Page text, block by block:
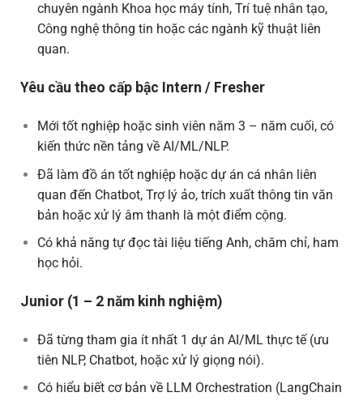
chuyên ngành Khoa học máy tính, Trí tuệ nhân tạo,
Công nghệ thông tin hoặc các ngành kỹ thuật liên
quan.
Yêu cầu theo cấp bậc Intern / Fresher
Mới tốt nghiệp hoặc sinh viên năm 3 – năm cuối, có
kiến thức nền tảng về AI/ML/NLP.
Đã làm đồ án tốt nghiệp hoặc dự án cá nhân liên
quan đến Chatbot, Trợ lý ảo, trích xuất thông tin văn
bản hoặc xử lý âm thanh là một điểm cộng.
Có khả năng tự đọc tài liệu tiếng Anh, chăm chỉ, ham
học hỏi.
Junior (1 – 2 năm kinh nghiệm)
Đã từng tham gia ít nhất 1 dự án AI/ML thực tế (ưu
tiên NLP, Chatbot, hoặc xử lý giọng nói).
Có hiểu biết cơ bản về LLM Orchestration (LangChain